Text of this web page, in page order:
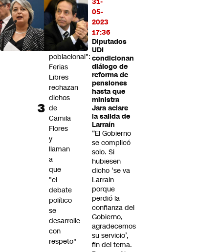
05-
2023
17:36
Diputados
UDI
condicionan
diálogo de
reforma de
pensiones
hasta que
ministra
Jara aclare
la salida de
Larraín
“El Gobierno
se complicó
solo. Si
hubiesen
dicho ‘se va
Larraín
porque
perdió la
confianza del
Gobierno,
agradecemos
su servicio’,
fin del tema.
y
"se
salió
poblacional":
Ferias
Libres
rechazan
dichos
de
Camila
Flores
y
llaman
a
que
"el
debate
político
se
desarrolle
con
respeto"